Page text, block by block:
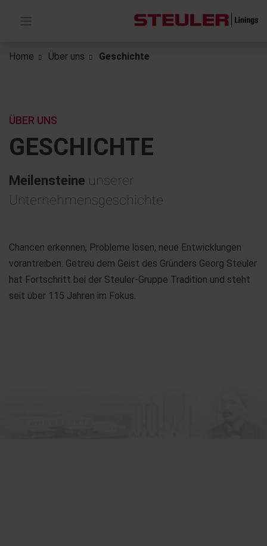
Home Über uns Geschichte
GESCHICHTE
ÜBER UNS
Meilensteine unserer
Unternehmensgeschichte
Chancen erkennen, Probleme lösen, neue Entwicklungen
vorantreiben. Getreu dem Geist des Gründers Georg Steuler
hat Fortschritt bei der Steuler-Gruppe Tradition und steht
seit über 115 Jahren im Fokus.